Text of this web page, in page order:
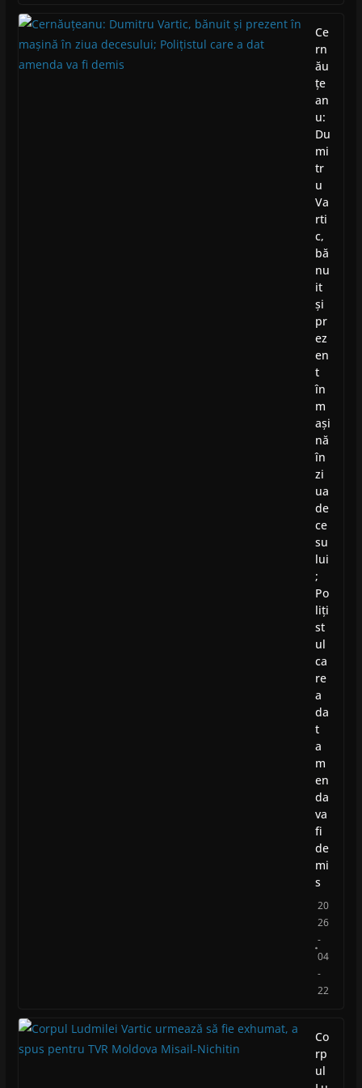
Ce
rn
ău
țe
an
u:
Du
mi
tr
u
Va
rti
c,
bă
nu
it
și
pr
ez
en
t
în
m
ași
nă
în
zi
ua
de
ce
su
lui
;
Po
liți
st
ul
ca
re
a
da
t
a
m
en
da
va
fi
de
mi
s
20
26
-
04
-
22
Co
rp
ul